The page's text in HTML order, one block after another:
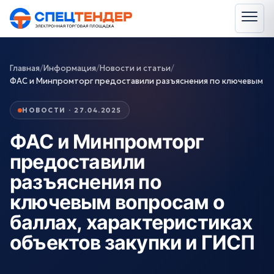
Главная/Информация/Новости и статьи/
ФАС и Минпромторг предоставили разъяснения по ключевым
НОВОСТИ · 27.04.2025
ФАС и Минпромторг
предоставили
разъяснения по
ключевым вопросам о
баллах, характеристиках
объектов закупки и ГИСП